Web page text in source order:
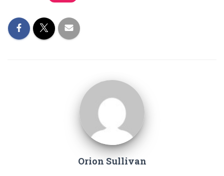
Orion Sullivan